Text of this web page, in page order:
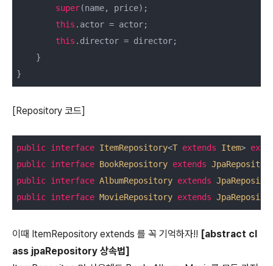
super(name, price);
this .actor = actor;
this .director = director;
    }
}
[Repository 코드]
public interface ItemRepository<T extends Item>
public interface BookRepository extends
public interface AlbumRepository extends
public interface MovieRepository extends
이때 ItemRepository extends 를 꼭 기억하자!! [abstract cl
ass jpaRepository 상속법]